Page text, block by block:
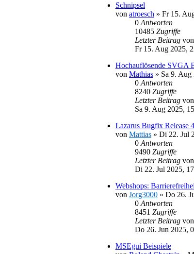
Schnipsel
von atroesch » Fr 15.
0 Antworten
10485 Zugriffe
Letzter Beitrag von
Fr 15. Aug 2025,
Hochauflösende SVGA
von Mathias » Sa 9. Aug
0 Antworten
8240 Zugriffe
Letzter Beitrag von
Sa 9. Aug 2025,
Lazarus Bugfix Release
von Mattias » Di 22. Jul
0 Antworten
9490 Zugriffe
Letzter Beitrag von
Di 22. Jul 2025,
Webshops:
von Jorg3000 » Do 26.
0 Antworten
8451 Zugriffe
Letzter Beitrag von
Do 26. Jun 2025,
MSEgui Beispiele